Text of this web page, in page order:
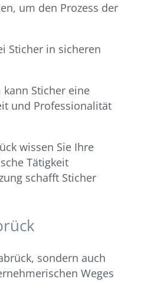
um den Prozess der
Sticher in sicheren
Sticher eine
und Professionalität
wissen Sie Ihre
Tätigkeit
schafft Sticher
sondern auch
Weges